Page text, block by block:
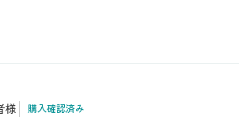
様 購入確認済み